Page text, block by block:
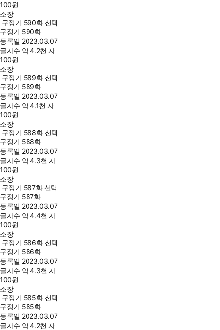
100원
소장
구정기 590화 선택
구정기 590화
등록일 2023.03.07
글자수 약 4.2천 자
100원
소장
구정기 589화 선택
구정기 589화
등록일 2023.03.07
글자수 약 4.1천 자
100원
소장
구정기 588화 선택
구정기 588화
등록일 2023.03.07
글자수 약 4.3천 자
100원
소장
구정기 587화 선택
구정기 587화
등록일 2023.03.07
글자수 약 4.4천 자
100원
소장
구정기 586화 선택
구정기 586화
등록일 2023.03.07
글자수 약 4.3천 자
100원
소장
구정기 585화 선택
구정기 585화
등록일 2023.03.07
글자수 약 4.2천 자